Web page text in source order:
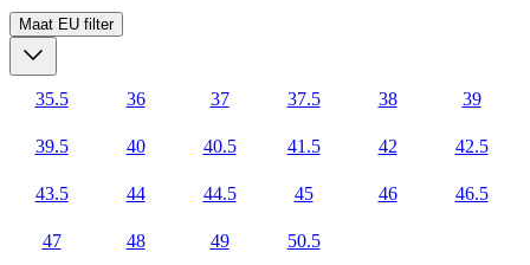
Maat EU filter
35.5 36 37 37.5 38 39
39.5 40 40.5 41.5 42 42.5
43.5 44 44.5 45 46 46.5
47 48 49 50.5